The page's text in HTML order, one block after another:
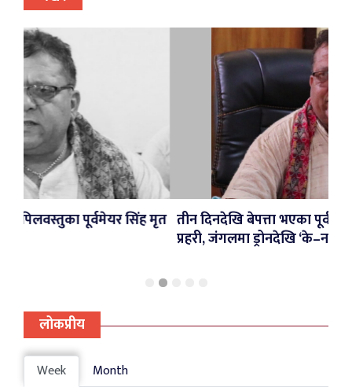
सिंह मृत तीन दिनदेखि बेपत्ता भएका पूर्वनगरप्रमुख सिंहको
प्रहरी, जंगलमा ड्रोनदेखि ‘के–नाइन’सम्म परिचालन
लोकप्रीय
Week Month